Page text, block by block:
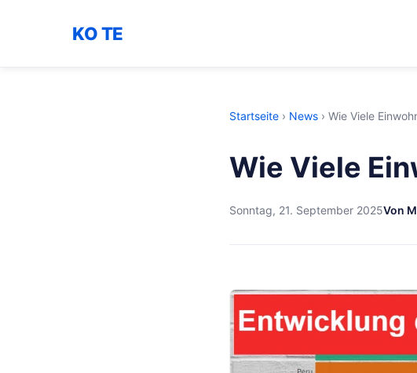
KO TE
Startseite › News › Wie Viele
Wie Viele
Sonntag, 21. September 2025Von